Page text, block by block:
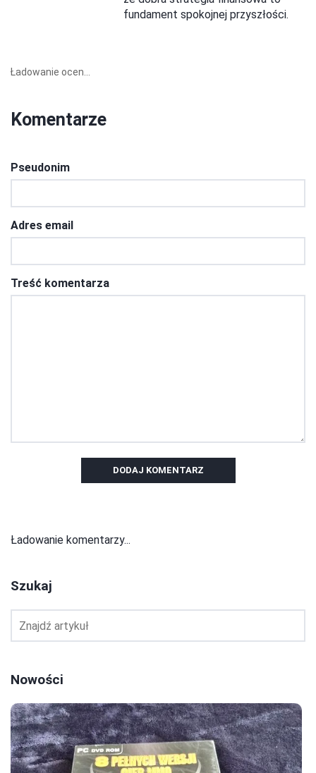
fundament spokojnej przyszłości.
Ładowanie ocen...
Komentarze
Pseudonim
Adres email
Treść komentarza
DODAJ KOMENTARZ
Ładowanie komentarzy...
Szukaj
Nowości